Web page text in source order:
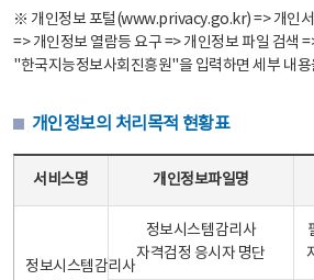
※ 개인정보 포털(www.privacy.go.kr) => 개인서
=> 개인정보 열람등 요구 => 개인정보 파일 검색
"한국지능정보사회진흥원"을 입력하면 세부 내용
개인정보의 처리목적 현황표
서비스명 개인정보파일명
정보시스템감리사
정보시스템감리사
자격검정 응시자 명단